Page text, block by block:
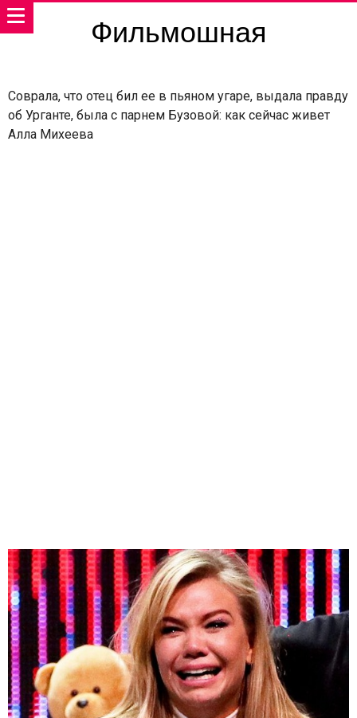
Фильмошная
Соврала, что отец бил ее в пьяном угаре, выдала правду
об Урганте, была с парнем Бузовой: как сейчас живет
Алла Михеева